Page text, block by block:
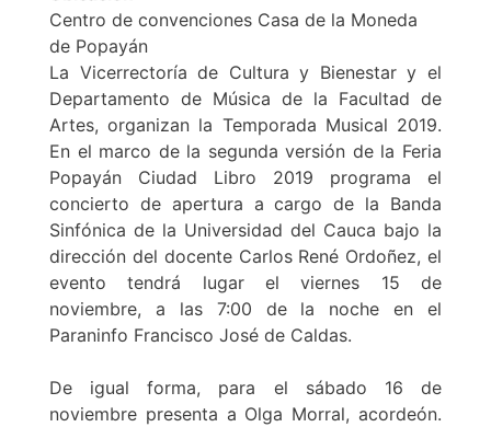
Centro de convenciones Casa de la Moneda
de Popayán
La Vicerrectoría de Cultura y Bienestar y el
Departamento de Música de la Facultad de
Artes, organizan la Temporada Musical 2019.
En el marco de la segunda versión de la Feria
Popayán Ciudad Libro 2019 programa el
concierto de apertura a cargo de la Banda
Sinfónica de la Universidad del Cauca bajo la
dirección del docente Carlos René Ordoñez, el
evento tendrá lugar el viernes 15 de
noviembre, a las 7:00 de la noche en el
Paraninfo Francisco José de Caldas.
De igual forma, para el sábado 16 de
noviembre presenta a Olga Morral, acordeón.